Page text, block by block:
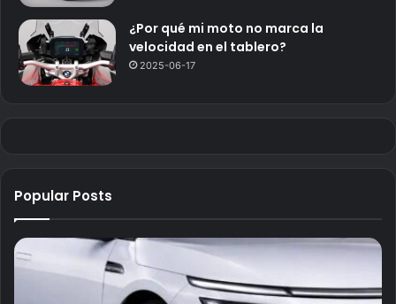
¿Por qué mi moto no marca la
velocidad en el tablero?
2025-06-17
Popular Posts